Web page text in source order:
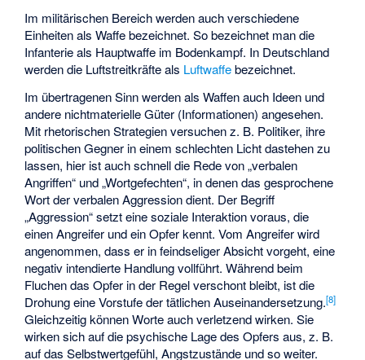
Im militärischen Bereich werden auch verschiedene
Einheiten als Waffe bezeichnet. So bezeichnet man die
Infanterie als Hauptwaffe im Bodenkampf. In Deutschland
werden die Luftstreitkräfte als Luftwaffebezeichnet.
Im übertragenen Sinn werden als Waffen auch Ideen und
andere nichtmaterielle Güter (Informationen) angesehen.
Mit rhetorischen Strategien versuchen z. B. Politiker, ihre
politischen Gegner in einem schlechten Licht dastehen zu
lassen, hier ist auch schnell die Rede von „verbalen
Angriffen“ und „Wortgefechten“, in denen das gesprochene
Wort der verbalen Aggression dient. Der Begriff
„Aggression“ setzt eine soziale Interaktion voraus, die
einen Angreifer und ein Opfer kennt. Vom Angreifer wird
angenommen, dass er in feindseliger Absicht vorgeht, eine
negativ intendierte Handlung vollführt. Während beim
Fluchen das Opfer in der Regel verschont bleibt, ist die
Drohung eine Vorstufe der tätlichen Auseinandersetzung.[8]
Gleichzeitig können Worte auch verletzend wirken. Sie
wirken sich auf die psychische Lage des Opfers aus, z. B.
auf das Selbstwertgefühl, Angstzustände und so weiter.